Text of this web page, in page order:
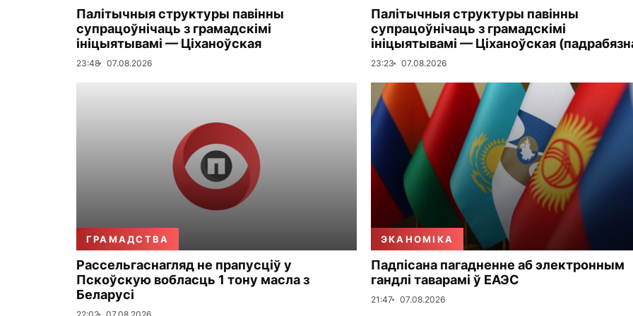
Палітычныя структуры павінны
супрацоўнічаць з грамадскімі
ініцыятывамі — Ціханоўская
23:48 07.08.2026
Палітычныя структуры павінны
супрацоўнічаць з грамадскімі
ініцыятывамі — Ціханоўская
23:23 07.08.2026
ГРАМАДСТВА
Рассельгаснагляд не прапусціў у
Пскоўскую вобласць 1 тону масла з
Беларусі
ЭКАНОМІКА
Падпісана пагадненне аб электронным
гандлі таварамі ў ЕАЭС
21:47 07.08.2026